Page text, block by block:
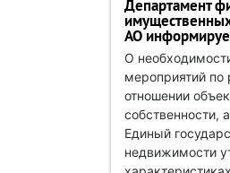
Департамент
АО
О
мероприятий по
отношении
собственности,
Единый
недвижимости